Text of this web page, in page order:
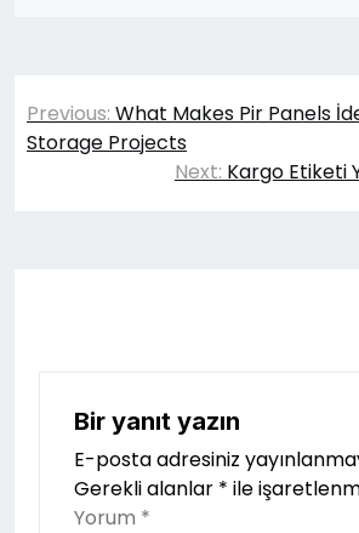
Yazı
gezinmesi
Previous: What Makes Pir Panels
Storage Projects
Next: Kargo Etiketi
Bir yanıt yazın
E-posta adresiniz
Gerekli alanlar * ile
Yorum *